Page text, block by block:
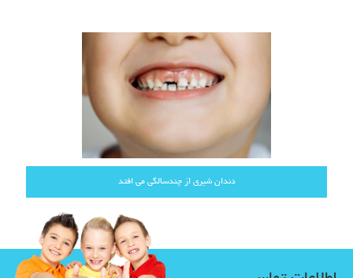
دندان شیری از چندسالگی می افتد